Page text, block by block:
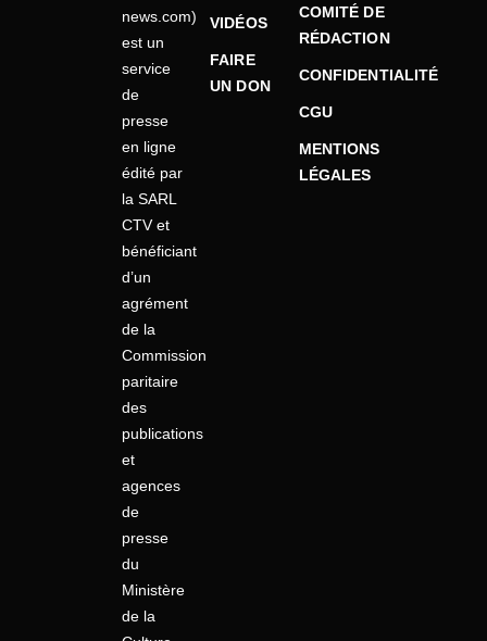
news.com)
est un
service
de
presse
en ligne
édité par
la SARL
CTV et
bénéficiant
d’un
agrément
de la
Commission
paritaire
des
publications
et
agences
de
presse
du
Ministère
de la
VIDÉOS
FAIRE
UN DON
COMITÉ DE
RÉDACTION
CONFIDENTIALITÉ
CGU
MENTIONS
LÉGALES